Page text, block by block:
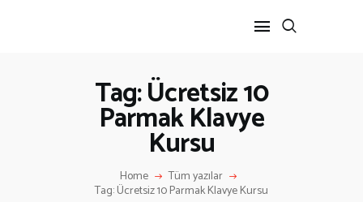
Tag: Ücretsiz 10
Parmak Klavye
Kursu
Home Tüm yazılar
Tag: Ücretsiz 10 Parmak Klavye Kursu
ANA SAYFA
HAKKIMIZDA